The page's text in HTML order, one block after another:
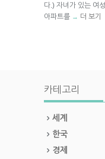
다.) 자녀가 있는 여
아파트를 → 더 보기
카테고리
세계
한국
경제